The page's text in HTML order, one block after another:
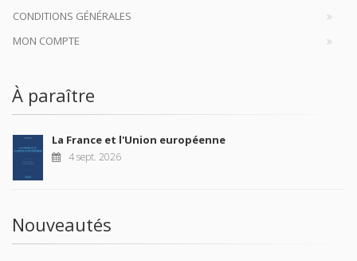
CONDITIONS GÉNÉRALES
MON COMPTE
À paraître
La France et l'Union européenne
4 sept. 2026
Nouveautés